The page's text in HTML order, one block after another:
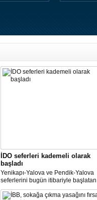
İDO seferleri kademeli olarak
başladı
Yenikapı-Yalova ve Pendik-Yalova
seferlerini bugün itibariyle başlatan
2 haziran itibariyle de bünyesinde
seferlerini kademeli olarak